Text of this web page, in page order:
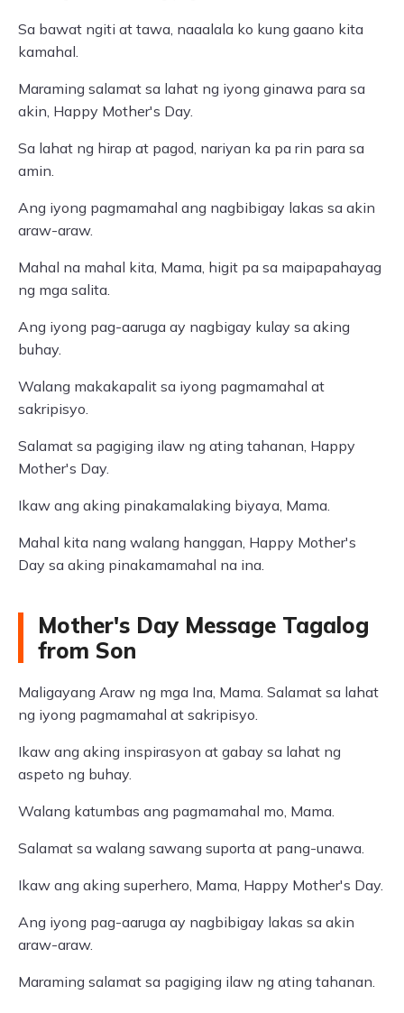
Sa bawat ngiti at tawa, naaalala ko kung gaano kita
kamahal.
Maraming salamat sa lahat ng iyong ginawa para sa
akin, Happy Mother's Day.
Sa lahat ng hirap at pagod, nariyan ka pa rin para sa
amin.
Ang iyong pagmamahal ang nagbibigay lakas sa akin
araw-araw.
Mahal na mahal kita, Mama, higit pa sa maipapahayag
ng mga salita.
Ang iyong pag-aaruga ay nagbigay kulay sa aking
buhay.
Walang makakapalit sa iyong pagmamahal at
sakripisyo.
Salamat sa pagiging ilaw ng ating tahanan, Happy
Mother's Day.
Ikaw ang aking pinakamalaking biyaya, Mama.
Mahal kita nang walang hanggan, Happy Mother's
Day sa aking pinakamamahal na ina.
Mother's Day Message Tagalog
from Son
Maligayang Araw ng mga Ina, Mama. Salamat sa lahat
ng iyong pagmamahal at sakripisyo.
Ikaw ang aking inspirasyon at gabay sa lahat ng
aspeto ng buhay.
Walang katumbas ang pagmamahal mo, Mama.
Salamat sa walang sawang suporta at pang-unawa.
Ikaw ang aking superhero, Mama, Happy Mother's Day.
Ang iyong pag-aaruga ay nagbibigay lakas sa akin
araw-araw.
Maraming salamat sa pagiging ilaw ng ating tahanan.